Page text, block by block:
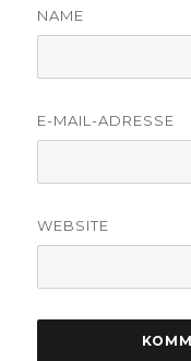
NAME
E-MAIL-ADRESSE
WEBSITE